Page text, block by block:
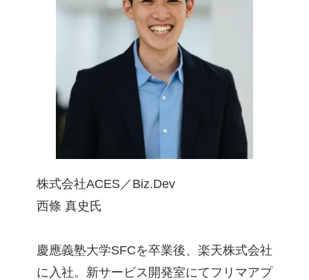
株式会社ACES／Biz.Dev
西條 真史氏
慶應義塾大学SFCを卒業後、楽天株式会社
に入社。新サービス開発室にてフリマアプ